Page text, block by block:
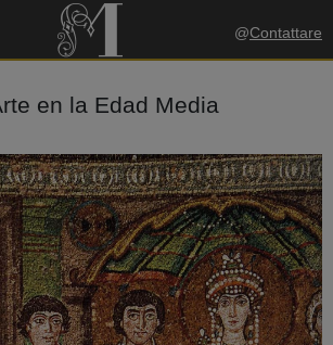
@Contattare
en la Edad Media